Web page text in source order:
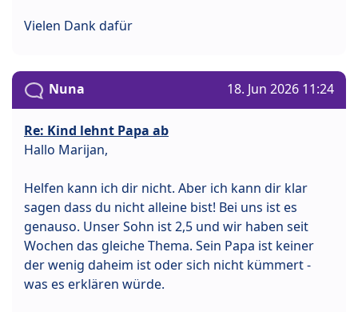
Vielen Dank dafür
Nuna 18. Jun 2026 11:24
Re: Kind lehnt Papa ab
Hallo Marijan,
Helfen kann ich dir nicht. Aber ich kann dir klar
sagen dass du nicht alleine bist! Bei uns ist es
genauso. Unser Sohn ist 2,5 und wir haben seit
Wochen das gleiche Thema. Sein Papa ist keiner
der wenig daheim ist oder sich nicht kümmert -
was es erklären würde.